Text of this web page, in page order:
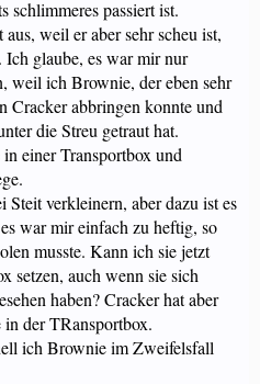
schlimmeres passiert ist.
weil er aber sehr scheu ist,
Ich glaube, es war mir nur
weil ich Brownie, der eben sehr
Cracker abbringen konnte und
die Streu getraut hat.
einer Transportbox und
Steit verkleinern, aber dazu ist es
war mir einfach zu heftig, so
musste. Kann ich sie jetzt
setzen, auch wenn sie sich
haben? Cracker hat aber
der TRansportbox.
ich Brownie im Zweifelsfall